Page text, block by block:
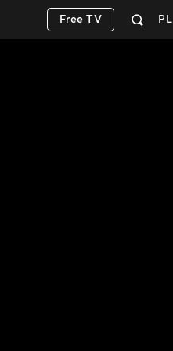
PL
Free TV